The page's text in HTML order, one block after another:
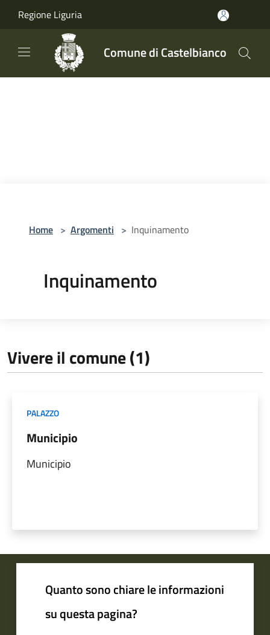
Regione Liguria
Comune di Castelbianco
Home > Argomenti > Inquinamento
Inquinamento
Vivere il comune (1)
PALAZZO
Municipio
Municipio
Quanto sono chiare le informazioni
su questa pagina?